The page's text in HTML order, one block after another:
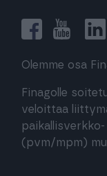
Olemme osa
Finagolle
veloittaa
(pvm/mpm)